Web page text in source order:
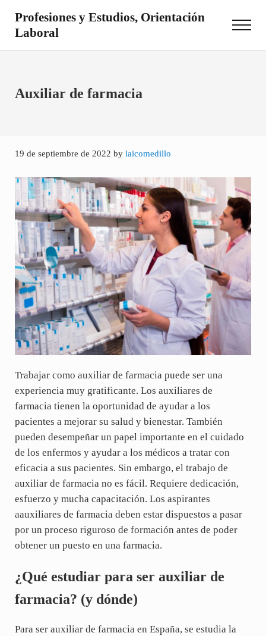
Profesiones y Estudios, Orientación
Laboral
Menu
Auxiliar de farmacia
19 de septiembre de 2022 by laicomedillo
Trabajar como auxiliar de farmacia puede ser una
experiencia muy gratificante. Los auxiliares de
farmacia tienen la oportunidad de ayudar a los
pacientes a mejorar su salud y bienestar. También
pueden desempeñar un papel importante en el cuidado
de los enfermos y ayudar a los médicos a tratar con
eficacia a sus pacientes. Sin embargo, el trabajo de
auxiliar de farmacia no es fácil. Requiere dedicación,
esfuerzo y mucha capacitación. Los aspirantes
aauxiliares de farmacia deben estar dispuestos a pasar
por un proceso riguroso de formación antes de poder
obtener un puesto en una farmacia.
¿Qué estudiar para ser auxiliar de
farmacia? (y dónde)
Para ser auxiliar de farmacia en España, se estudia la